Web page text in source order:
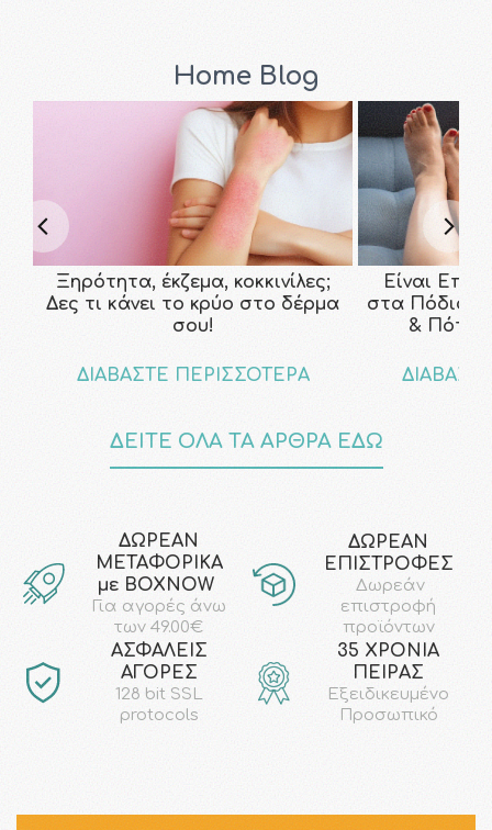
Home Blog
Ξηρότητα, έκζεμα, κοκκινίλες;
Δες τι κάνει το κρύο στο δέρμα
σου!
ΔΙΑΒΑΣΤΕ ΠΕΡΙΣΣΟΤΕΡΑ
Είναι
στα Πόδια;
& Πότε
ΔΕΙΤΕ ΟΛΑ ΤΑ ΑΡΘΡΑ ΕΔΩ
ΔΩΡΕΑΝ
ΜΕΤΑΦΟΡΙΚΑ
με ΒΟΧΝΟW
Για αγορές άνω
των 49.00€
ΔΩΡΕΑΝ
ΕΠΙΣΤΡΟΦΕΣ
Δωρεάν
επιστροφή
προϊόντων
AΣΦΑΛΕΙΣ
ΑΓΟΡΕΣ
128 bit SSL
protocols
35 ΧΡΟΝΙΑ
ΠΕΙΡΑΣ
Εξειδικευμένο
Προσωπικό